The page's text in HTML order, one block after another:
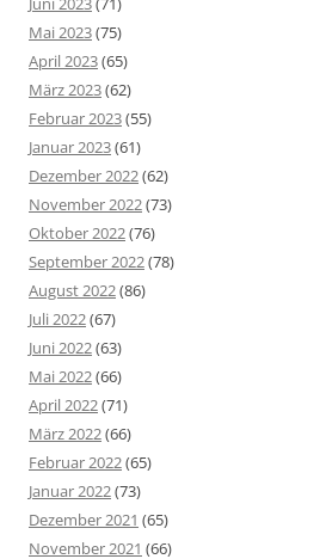
Mai 2023(75)
April 2023(65)
März 2023(62)
Februar 2023(55)
Januar 2023(61)
Dezember 2022(62)
November 2022(73)
Oktober 2022(76)
September 2022(78)
August 2022(86)
Juli 2022(67)
Juni 2022(63)
Mai 2022(66)
April 2022(71)
März 2022(66)
Februar 2022(65)
Januar 2022(73)
Dezember 2021 (65)
November 2021 (66)